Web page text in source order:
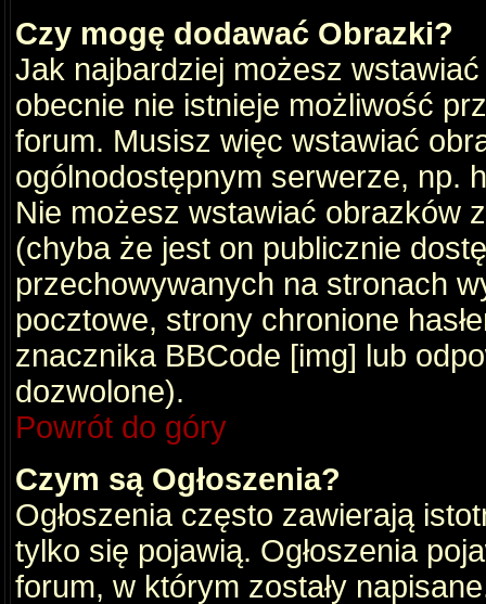
Czy mogę dodawać Obrazki?
Jak najbardziej możesz
obecnie nie istnieje możliwość
forum. Musisz więc wstawiać
ogólnodostępnym serwerze, np.
Nie możesz wstawiać obrazków
(chyba że jest on publicznie
przechowywanych na stronach
pocztowe, strony chronione
znacznika BBCode [img] lub
dozwolone).
Powrót do góry
Czym są Ogłoszenia?
Ogłoszenia często zawierają
tylko się pojawią. Ogłoszenia
forum, w którym zostały